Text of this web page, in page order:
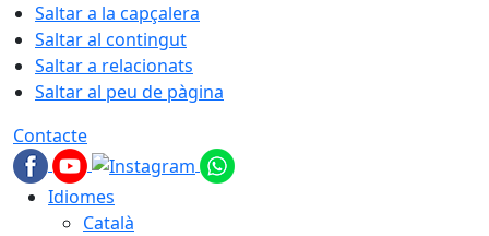
Saltar a la capçalera
Saltar al contingut
Saltar a relacionats
Saltar al peu de pàgina
Contacte
Idiomes
Català